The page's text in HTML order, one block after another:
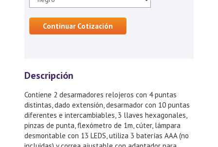
Continuar Cotización
Descripción
Contiene 2 desarmadores relojeros con 4 puntas
distintas, dado extensión, desarmador con 10 puntas
diferentes e intercambiables, 3 llaves hexagonales,
pinzas de punta, flexómetro de 1m, cúter, lámpara
desmontable con 13 LEDS, utiliza 3 baterías AAA (no